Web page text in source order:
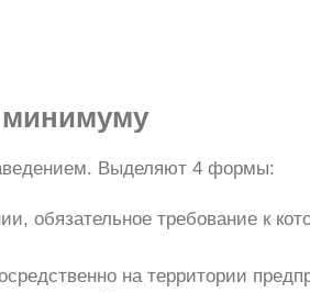
минимуму
Выделяют 4 формы:
обязательное требование к
на территории